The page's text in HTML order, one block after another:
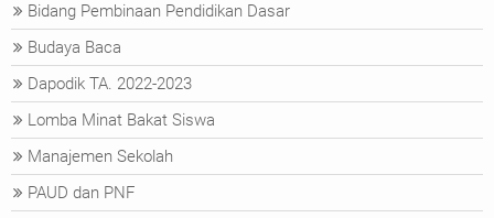
Bidang Pembinaan Pendidikan Dasar
Budaya Baca
Dapodik TA. 2022-2023
Lomba Minat Bakat Siswa
Manajemen Sekolah
PAUD dan PNF